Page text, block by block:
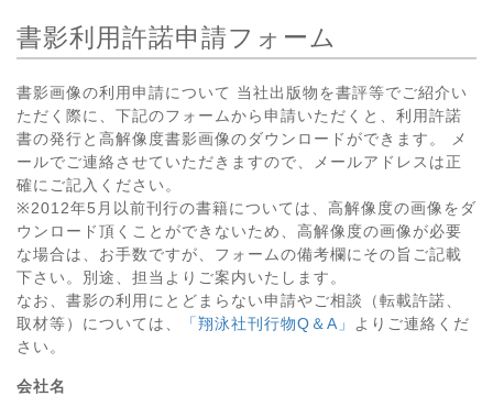
書影利用許諾申請フォーム
書影画像の利用申請について 当社出版物を書評等でご紹介い
ただく際に、下記のフォームから申請いただくと、利用許諾
書の発行と高解像度書影画像のダウンロードができます。 メ
ールでご連絡させていただきますので、メールアドレスは正
確にご記入ください。
※2012年5月以前刊行の書籍については、高解像度の画像をダ
ウンロード頂くことができないため、高解像度の画像が必要
な場合は、お手数ですが、フォームの備考欄にその旨ご記載
下さい。別途、担当よりご案内いたします。
なお、書影の利用にとどまらない申請やご相談（転載許諾、
取材等）については、
「翔泳社刊行物Q＆A」
よりご連絡くだ
さい。
会社名